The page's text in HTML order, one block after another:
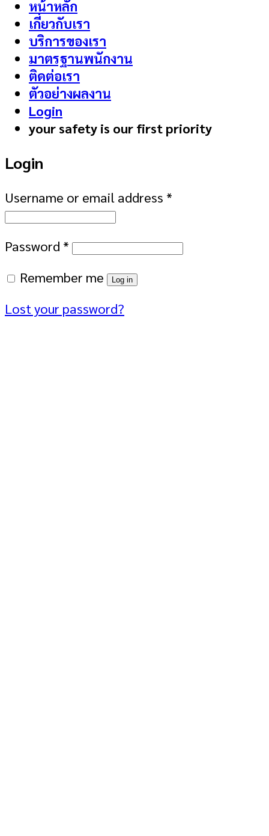
หน้าหลัก
เกี่ยวกับเรา
บริการของเรา
มาตรฐานพนักงาน
ติดต่อเรา
ตัวอย่างผลงาน
Login
your safety is our first priority
Login
Username or email address *
Password *
Remember me
Log in
Lost your password?